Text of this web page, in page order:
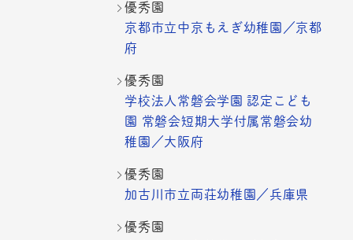
優秀園
京都市立中京もえぎ幼稚園／京都
府
優秀園
学校法人常磐会学園 認定こども
園 常磐会短期大学付属常磐会幼
稚園／大阪府
優秀園
加古川市立両荘幼稚園／兵庫県
優秀園